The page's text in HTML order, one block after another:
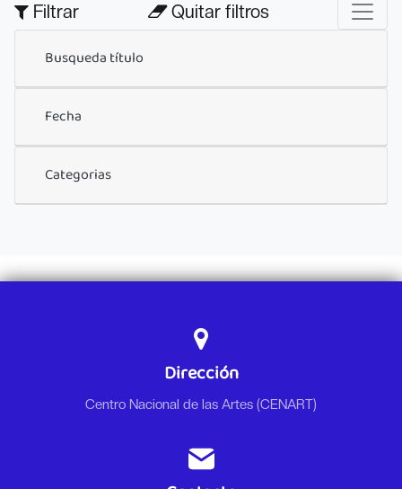
Filtrar Quitar filtros
Busqueda título
Fecha
Categorias
Dirección
Centro Nacional de las Artes (CENART)